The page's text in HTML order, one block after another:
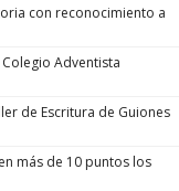
con reconocimiento a
Adventista
de Escritura de Guiones
más de 10 puntos los